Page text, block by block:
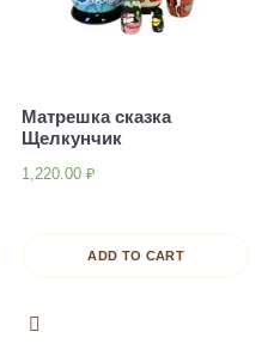
Матрешка сказка
Щелкунчик
1,220.00₽
ADD TO CART